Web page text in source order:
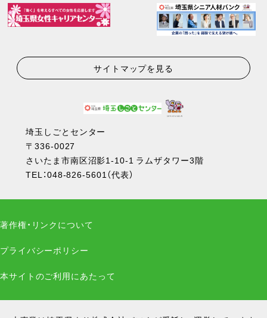
サイトマップを見る
埼玉しごとセンター
〒336-0027
さいたま市南区沼影1-10-1 ラムザタワー3階
TEL：048-826-5601（代表）
著作権・リンクについて
プライバシーポリシー
本サイトのご利用にあたって